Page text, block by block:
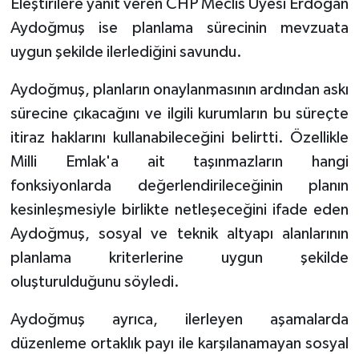
Eleştirilere yanıt veren CHP Meclis Üyesi Erdoğan
Aydoğmuş ise planlama sürecinin mevzuata
uygun şekilde ilerlediğini savundu.
Aydoğmuş, planların onaylanmasının ardından askı
sürecine çıkacağını ve ilgili kurumların bu süreçte
itiraz haklarını kullanabileceğini belirtti. Özellikle
Milli Emlak'a ait taşınmazların hangi
fonksiyonlarda değerlendirileceğinin planın
kesinleşmesiyle birlikte netleşeceğini ifade eden
Aydoğmuş, sosyal ve teknik altyapı alanlarının
planlama kriterlerine uygun şekilde
oluşturulduğunu söyledi.
Aydoğmuş ayrıca, ilerleyen aşamalarda
düzenleme ortaklık payı ile karşılanamayan sosyal